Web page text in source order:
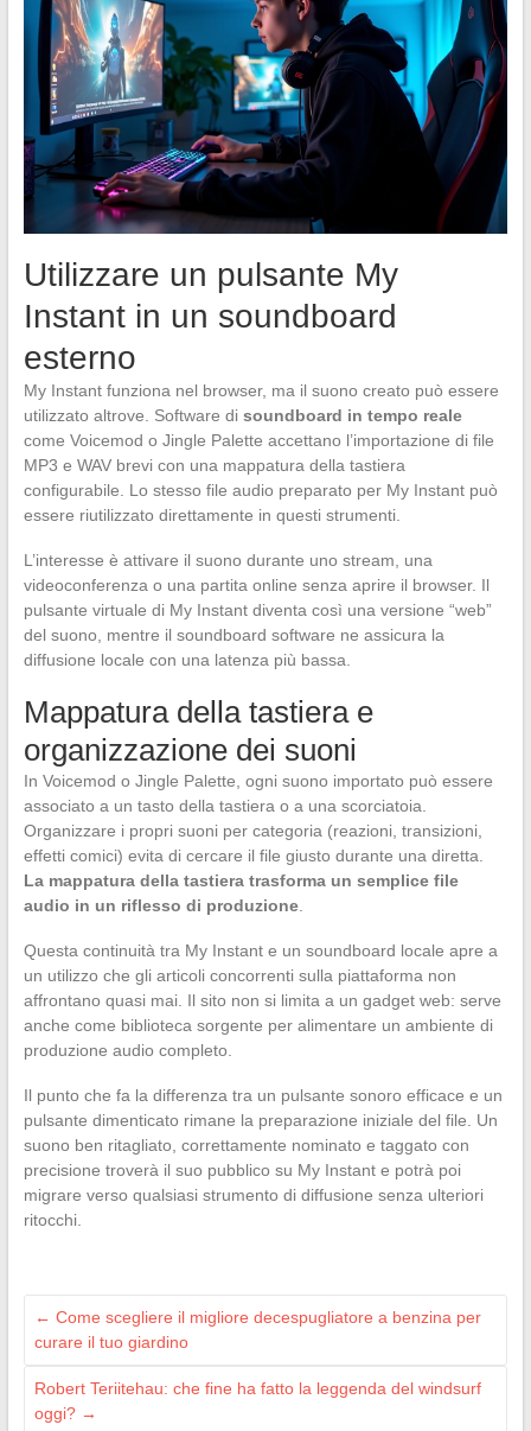
Utilizzare un pulsante My
Instant in un soundboard
esterno
My Instant funziona nel browser, ma il suono creato può essere
utilizzato altrove. Software di soundboard in tempo reale
come Voicemod o Jingle Palette accettano l’importazione di file
MP3 e WAV brevi con una mappatura della tastiera
configurabile. Lo stesso file audio preparato per My Instant può
essere riutilizzato direttamente in questi strumenti.
L’interesse è attivare il suono durante uno stream, una
videoconferenza o una partita online senza aprire il browser. Il
pulsante virtuale di My Instant diventa così una versione “web”
del suono, mentre il soundboard software ne assicura la
diffusione locale con una latenza più bassa.
Mappatura della tastiera e
organizzazione dei suoni
In Voicemod o Jingle Palette, ogni suono importato può essere
associato a un tasto della tastiera o a una scorciatoia.
Organizzare i propri suoni per categoria (reazioni, transizioni,
effetti comici) evita di cercare il file giusto durante una diretta.
La mappatura della tastiera trasforma un semplice file
audio in un riflesso di produzione.
Questa continuità tra My Instant e un soundboard locale apre a
un utilizzo che gli articoli concorrenti sulla piattaforma non
affrontano quasi mai. Il sito non si limita a un gadget web: serve
anche come biblioteca sorgente per alimentare un ambiente di
produzione audio completo.
Il punto che fa la differenza tra un pulsante sonoro efficace e un
pulsante dimenticato rimane la preparazione iniziale del file. Un
suono ben ritagliato, correttamente nominato e taggato con
precisione troverà il suo pubblico su My Instant e potrà poi
migrare verso qualsiasi strumento di diffusione senza ulteriori
ritocchi.
← Come scegliere il migliore decespugliatore a benzina per
curare il tuo giardino
Robert Teriitehau: che fine ha fatto la leggenda del windsurf
oggi? →